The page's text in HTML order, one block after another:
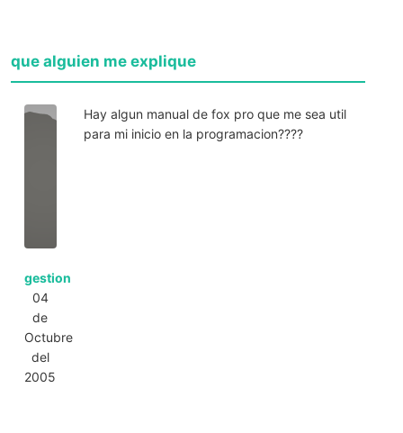
que alguien me explique
gestion
04
de
Octubre
del
2005
Hay algun manual de fox pro que me sea util
para mi inicio en la programacion????